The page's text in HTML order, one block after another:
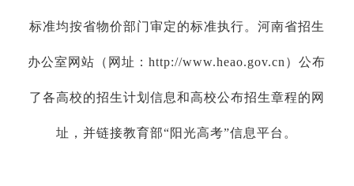
标准均按省物价部门审定的标准执行。河南省招生
办公室网站（网址：http://www.heao.gov.cn）公布
了各高校的招生计划信息和高校公布招生章程的网
址，并链接教育部“阳光高考”信息平台。